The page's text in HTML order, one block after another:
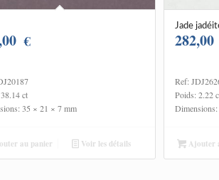
€
ct
35 × 21 × 7 mm
au panier Voir les détails
Jade
282,00
Ref:
Poids: 2.22
Ajouter